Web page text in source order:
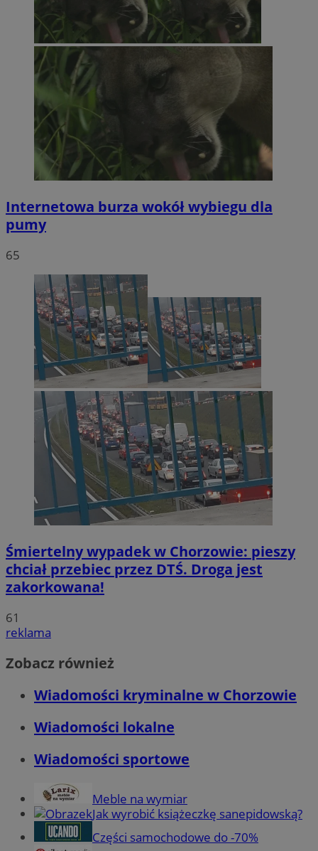
Internetowa burza wokół wybiegu dla
pumy
65
Śmiertelny wypadek w Chorzowie: pieszy
chciał przebiec przez DTŚ. Droga jest
zakorkowana!
61
reklama
Zobacz również
Wiadomości kryminalne w Chorzowie
Wiadomości lokalne
Wiadomości sportowe
Meble na wymiar
Jak wyrobić książeczkę sanepidowską?
Części samochodowe do -70%